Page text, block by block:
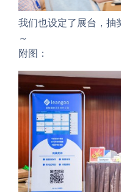
我们也设定了展台，抽
～
附图：